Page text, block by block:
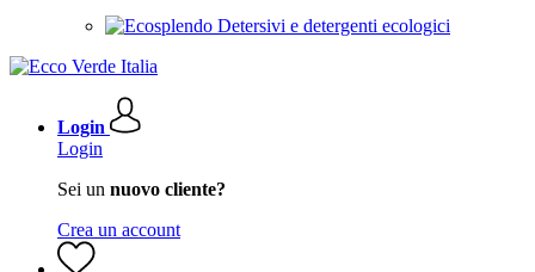
Detersivi e detergenti ecologici
Login
Login
Sei un nuovo cliente?
Crea un account